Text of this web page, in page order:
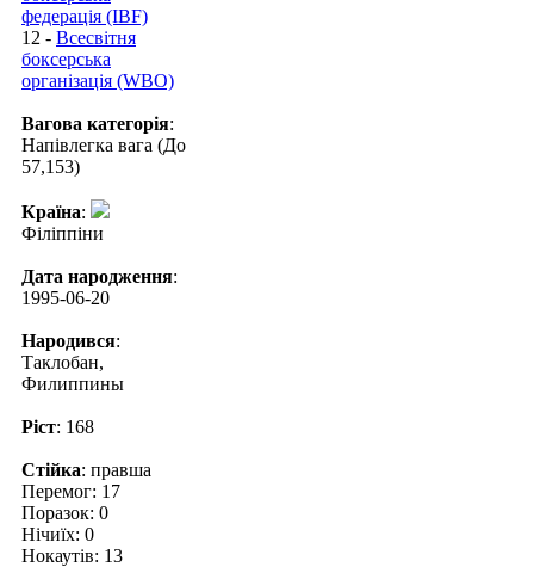
федерація (IBF)
12 - Всесвітня
боксерська
організація (WBO)
Вагова категорія:
Напівлегка вага (До
57,153)
Країна:
Філіппіни
Дата народження:
1995-06-20
Народився:
Таклобан,
Филиппины
Ріст: 168
Стійка: правша
Перемог: 17
Поразок: 0
Нічиїх: 0
Нокаутів: 13